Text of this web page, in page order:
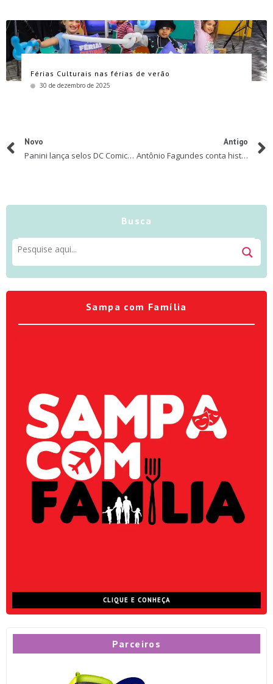
Férias Culturais nas férias de verão
30 de dezembro de 2025
Novo
Panini lança selos DC Comics para crianças e adolescentes
Antigo
Antônio Fagundes conta história para crianças hospitalizadas
Busca
Sampa com Família
CLIQUE E CONHEÇA
Parceiros